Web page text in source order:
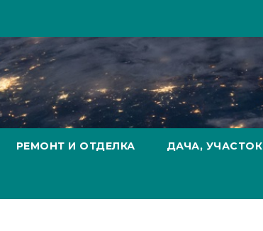
РЕМОНТ И ОТДЕЛКА ДАЧА, УЧАСТОК